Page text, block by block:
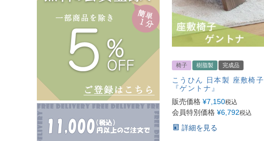
椅子 樹脂製 完成品
こうひん 日本製 座敷椅子
『ゲントナ』
販売価格 ¥7,150税込
会員特別価格 ¥6,792税込
詳細を見る